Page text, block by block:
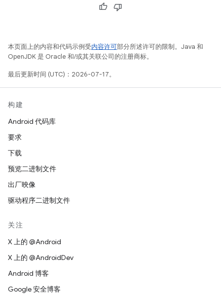
本页面上的内容和代码示例受内容许可部分所述许可的限制。Java 和
OpenJDK 是 Oracle 和/或其关联公司的注册商标。
最后更新时间 (UTC)：2026-07-17。
构建
Android 代码库
要求
下载
预览二进制文件
出厂映像
驱动程序二进制文件
关注
X 上的 @Android
X 上的 @AndroidDev
Android 博客
Google 安全博客